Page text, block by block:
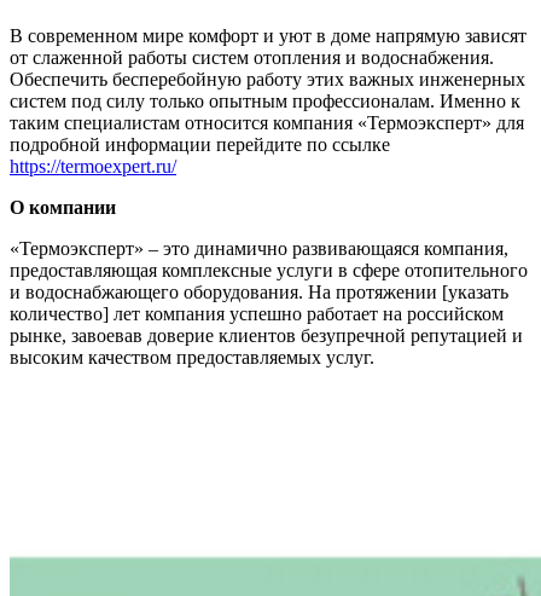
В современном мире комфорт и уют в доме напрямую зависят
от слаженной работы систем отопления и водоснабжения.
Обеспечить бесперебойную работу этих важных инженерных
систем под силу только опытным профессионалам. Именно к
таким специалистам относится компания «Термоэксперт» для
подробной информации перейдите по ссылке
https://termoexpert.ru/
О компании
«Термоэксперт» – это динамично развивающаяся компания,
предоставляющая комплексные услуги в сфере отопительного
и водоснабжающего оборудования. На протяжении [указать
количество] лет компания успешно работает на российском
рынке, завоевав доверие клиентов безупречной репутацией и
высоким качеством предоставляемых услуг.